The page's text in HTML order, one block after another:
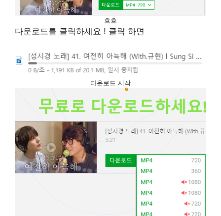
흐흐
다운로드를 클릭하세요 ! 클릭 하면
다운로드 시작